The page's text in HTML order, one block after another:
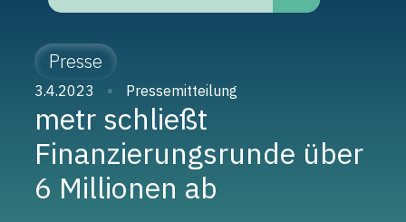
Presse
3.4.2023 Pressemitteilung
metr schließt
Finanzierungsrunde über
6 Millionen ab